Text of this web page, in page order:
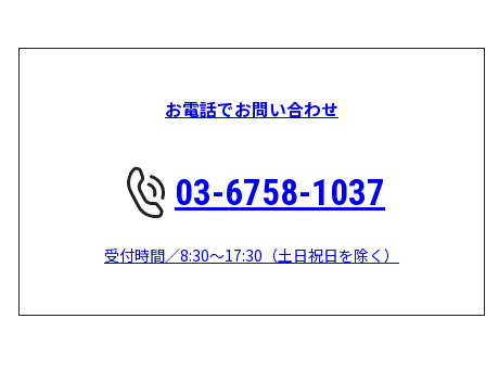
お電話でお問い合わせ
03-6758-1037
受付時間／8:30～17:30（土日祝日を除く）